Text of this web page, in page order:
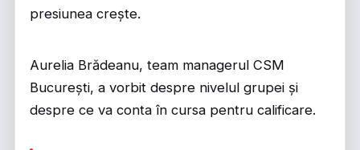
presiunea crește.
Aurelia Brădeanu, team managerul CSM
București, a vorbit despre nivelul grupei și
despre ce va conta în cursa pentru calificare.